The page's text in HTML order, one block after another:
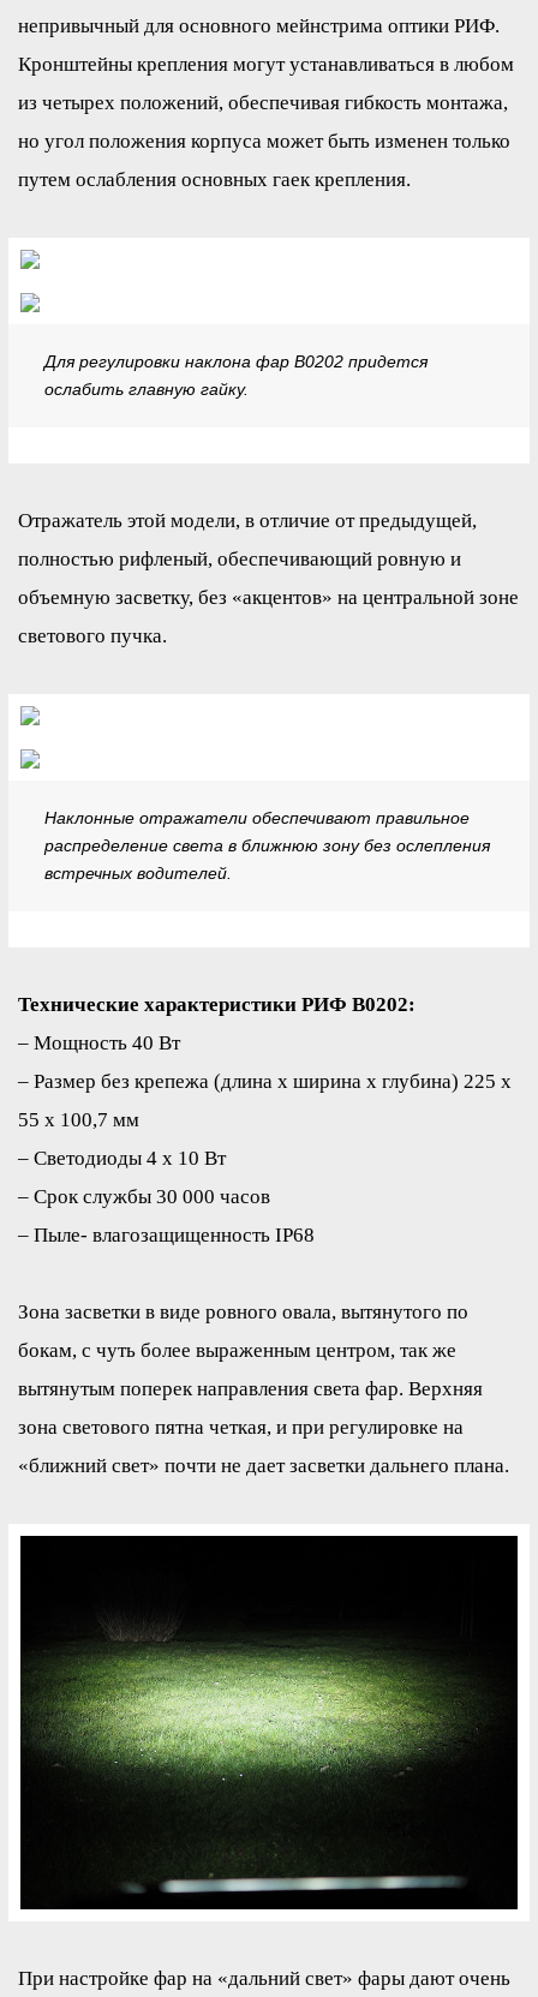
непривычный для основного мейнстрима оптики РИФ.
Кронштейны крепления могут устанавливаться в любом
из четырех положений, обеспечивая гибкость монтажа,
но угол положения корпуса может быть изменен только
путем ослабления основных гаек крепления.
Для регулировки наклона фар В0202 придется
ослабить главную гайку.
Отражатель этой модели, в отличие от предыдущей,
полностью рифленый, обеспечивающий ровную и
объемную засветку, без «акцентов» на центральной зоне
светового пучка.
Наклонные отражатели обеспечивают правильное
распределение света в ближнюю зону без ослепления
встречных водителей.
Технические характеристики РИФ B0202:
– Мощность 40 Вт
– Размер без крепежа (длина х ширина х глубина) 225 х
55 х 100,7 мм
– Светодиоды 4 х 10 Вт
– Срок службы 30 000 часов
– Пыле- влагозащищенность IP68
Зона засветки в виде ровного овала, вытянутого по
бокам, с чуть более выраженным центром, так же
вытянутым поперек направления света фар. Верхняя
зона светового пятна четкая, и при регулировке на
«ближний свет» почти не дает засветки дальнего плана.
При настройке фар на «дальний свет» фары дают очень